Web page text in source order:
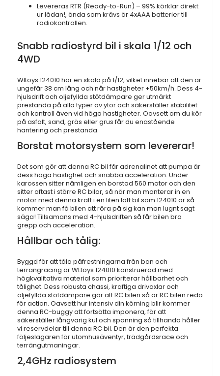
Levereras RTR (Ready-to-Run) – 99% körklar direkt
ur lådan!, ända som krävs är 4xAAA batterier till
radiokontrollen.
Snabb radiostyrd bil i skala 1/12 och
4WD
Wltoys 124010 har en skala på 1/12, vilket innebär att den är
ungefär 38 cm lång och når hastigheter +50km/h. Dess 4-
hjulsdrift och oljefyllda stötdämpare ger utmärkt
prestanda på alla typer av ytor och säkerställer stabilitet
och kontroll även vid höga hastigheter. Oavsett om du kör
på asfalt, sand, gräs eller grus får du enastående
hantering och prestanda.
Borstat motorsystem som levererar!
Det som gör att denna RC bil får adrenalinet att pumpa är
dess höga hastighet och snabba acceleration. Under
karossen sitter nämligen en borstad 560 motor och den
sitter oftast i större RC bilar, så när man monterar in en
motor med denna kraft i en liten lätt bil som 124010 är så
kommer man få bilen att röra på sig kan man lugnt sagt
säga! Tillsamans med 4-hjulsdriften så får bilen bra
grepp och acceleration.
Hållbar och tålig:
Byggd för att tåla påfrestningarna från ban och
terrängracing är WLtoys 124010 konstruerad med
högkvalitativa material som prioriterar hållbarhet och
tålighet. Dess robusta chassi, kraftiga drivaxlar och
oljefyllda stötdämpare gör att RC bilen så är RC bilen redo
för action. Oavsett hur intensiv din körning blir kommer
denna RC-buggy att fortsätta imponera, för att
säkerställer långvarig kul och spänning så tillhanda håller
vi reservdelar till denna RC bil. Den är den perfekta
följeslagaren för utomhusäventyr, trädgårdsrace och
terrängutmaningar.
2,4GHz radiosystem